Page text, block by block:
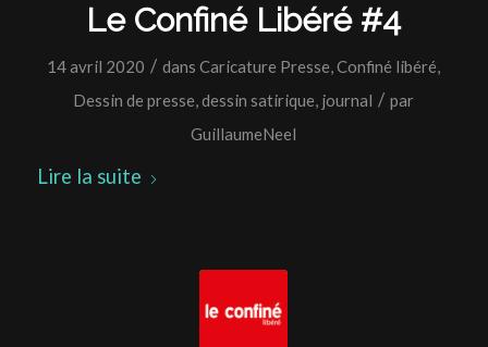
Le Confiné Libéré #4
14 avril 2020 / dansCaricature Presse,Confiné libéré,
Dessin de presse,dessin satirique, journal / par
GuillaumeNeel
Lire la suite